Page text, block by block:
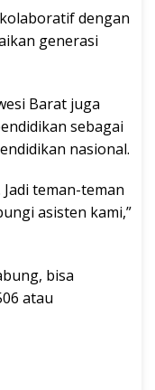
dengan
generasi
Barat juga
sebagai
nasional.
teman-teman
asisten kami,”
bisa
atau